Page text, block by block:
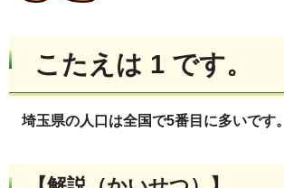
こたえは 1 です。
埼玉県の人口は全国で5番目に多いです。